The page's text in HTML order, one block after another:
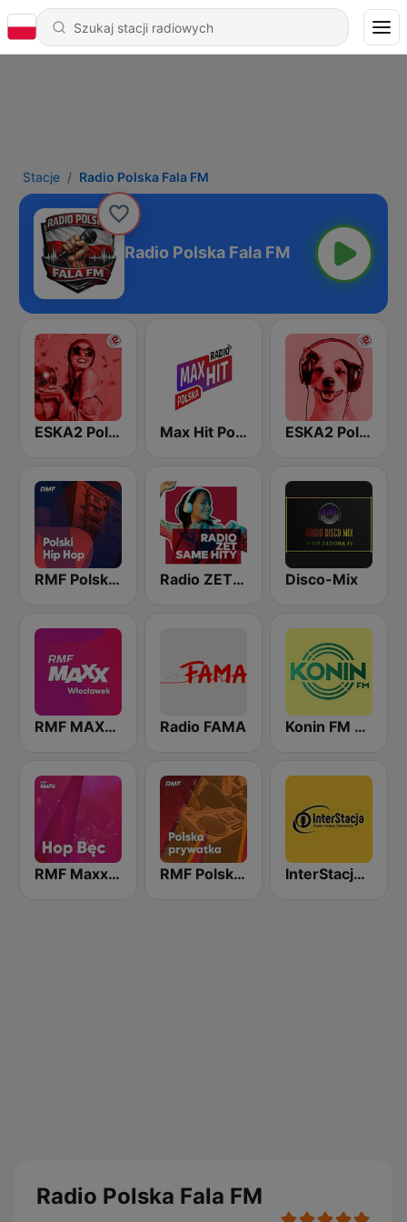
Stacje Radio Polska Fala FM
Radio Polska Fala FM
ESKA2 Polska Impreza Max Hit Polska ESKA2 Polskie Na Czasie
RMF Polski Hip Hop Radio ZET Same Hity Disco-Mix
RMF MAXX Włocławek Radio FAMA Konin FM 104.1
RMF Maxxx Hop Bec RMF Polska prywatka InterStacja - Polskie Hity
Radio Polska Fala FM